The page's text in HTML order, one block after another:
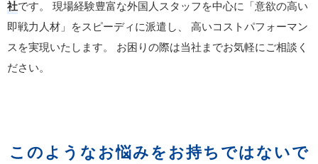
社です。
現場経験豊富な外国人スタッフを中心に「意欲の高い
即戦力人材」をスピーディに派遣し、
高いコストパフォーマン
スを実現いたします。
お困りの際は当社までお気軽にご相談く
ださい。
このようなお悩みをお持ちではないで